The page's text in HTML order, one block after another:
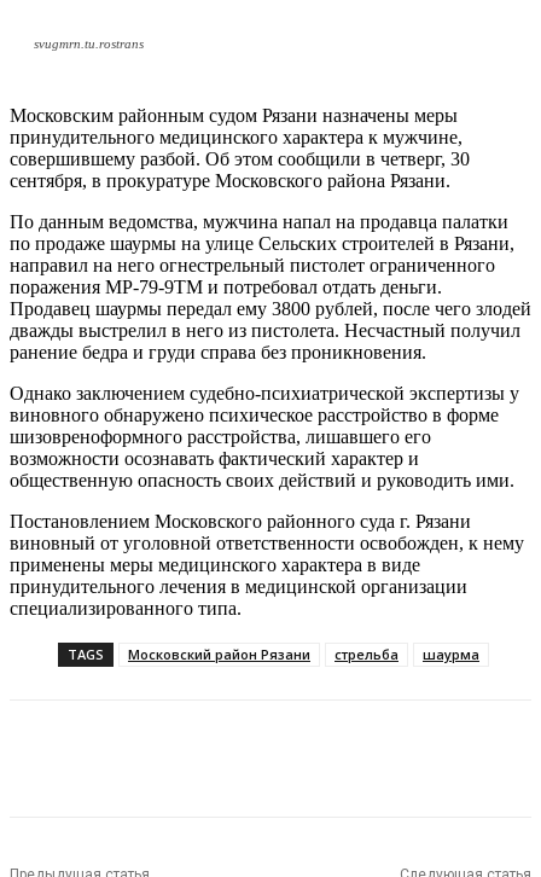
svugmrn.tu.rostrans
Московским районным судом Рязани назначены меры
принудительного медицинского характера к мужчине,
совершившему разбой. Об этом сообщили в четверг, 30
сентября, в прокуратуре Московского района Рязани.
По данным ведомства, мужчина напал на продавца палатки
по продаже шаурмы на улице Сельских строителей в Рязани,
направил на него огнестрельный пистолет ограниченного
поражения МР-79-9ТМ и потребовал отдать деньги.
Продавец шаурмы передал ему 3800 рублей, после чего злодей
дважды выстрелил в него из пистолета. Несчастный получил
ранение бедра и груди справа без проникновения.
Однако заключением судебно-психиатрической экспертизы у
виновного обнаружено психическое расстройство в форме
шизовреноформного расстройства, лишавшего его
возможности осознавать фактический характер и
общественную опасность своих действий и руководить ими.
Постановлением Московского районного суда г. Рязани
виновный от уголовной ответственности освобожден, к нему
применены меры медицинского характера в виде
принудительного лечения в медицинской организации
специализированного типа.
TAGS Московский район Рязани стрельба шаурма